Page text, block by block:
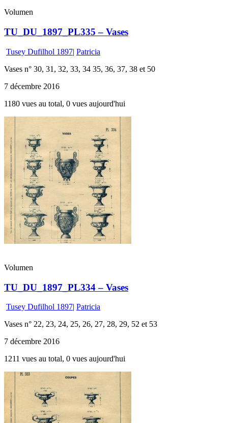
Volumen
TU_DU_1897_PL335 – Vases
Tusey Dufilhol 1897| Patricia
Vases n° 30, 31, 32, 33, 34 35, 36, 37, 38 et 50
7 décembre 2016
1180 vues au total, 0 vues aujourd'hui
Volumen
TU_DU_1897_PL334 – Vases
Tusey Dufilhol 1897| Patricia
Vases n° 22, 23, 24, 25, 26, 27, 28, 29, 52 et 53
7 décembre 2016
1211 vues au total, 0 vues aujourd'hui